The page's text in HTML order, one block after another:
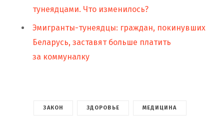
тунеядцами. Что изменилось?
Эмигранты-тунеядцы: граждан, покинувших
Беларусь, заставят больше платить
за коммуналку
ЗАКОН ЗДОРОВЬЕ МЕДИЦИНА